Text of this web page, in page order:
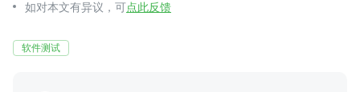
如对本文有异议，可点此反馈
软件测试